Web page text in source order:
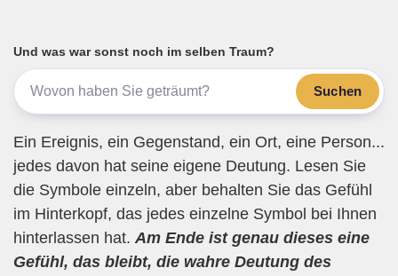
b
o
o
k
a
m
A
p
p
Und was war sonst noch im selben Traum?
Suchen
Ein Ereignis, ein Gegenstand, ein Ort, eine Person...
jedes davon hat seine eigene Deutung. Lesen Sie
die Symbole einzeln, aber behalten Sie das Gefühl
im Hinterkopf, das jedes einzelne Symbol bei Ihnen
hinterlassen hat. Am Ende ist genau dieses eine
Gefühl, das bleibt, die wahre Deutung des